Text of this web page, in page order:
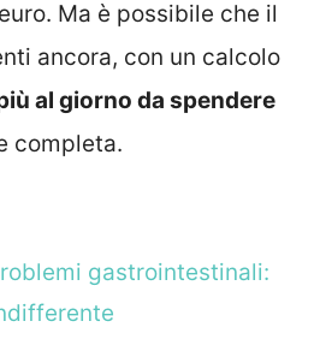
Ma è possibile che il
ancora, con un calcolo
al giorno da spendere
completa.
gastrointestinali: